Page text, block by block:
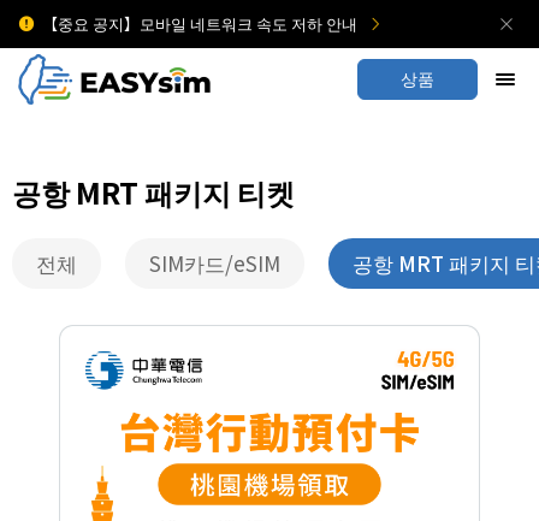
【중요 공지】모바일 네트워크 속도 저하 안내
상품
공항 MRT 패키지 티켓
전체 SIM카드/eSIM 공항 MRT 패키지